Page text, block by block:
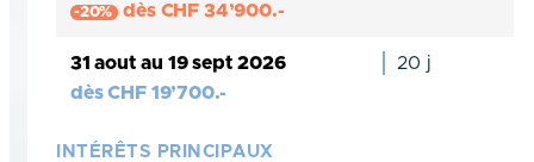
-20% dès CHF 34’900.-
31 aout au 19 sept 2026
20 j
dès CHF 19’700.-
INTÉRÊTS PRINCIPAUX